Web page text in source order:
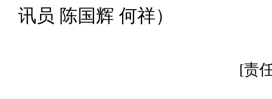
讯员 陈国辉 何祥）
[责